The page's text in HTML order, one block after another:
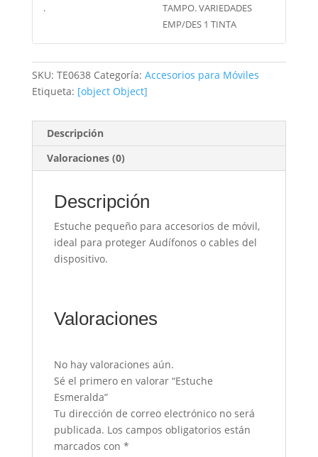
.
TAMPO. VARIEDADES
EMP/DES 1 TINTA
SKU: TE0638 Categoría: Accesorios para Móviles
Etiqueta: [object Object]
Descripción
Valoraciones (0)
Descripción
Estuche pequeño para accesorios de móvil,
ideal para proteger Audífonos o cables del
dispositivo.
Valoraciones
No hay valoraciones aún.
Sé el primero en valorar “Estuche
Esmeralda”
Tu dirección de correo electrónico no será
publicada. Los campos obligatorios están
marcados con *